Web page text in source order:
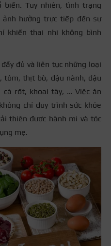
Tuy nhiên, tình trạng
hưởng trực tiếp đến sự
khiến thai nhi không bình
đủ và liên tục những loại
tôm, thịt bò, đậu nành, đậu
cà rốt, khoai tây, … Việc ăn
chỉ duy trình sức khỏe
thiện được hành mi và tóc
mẹ.